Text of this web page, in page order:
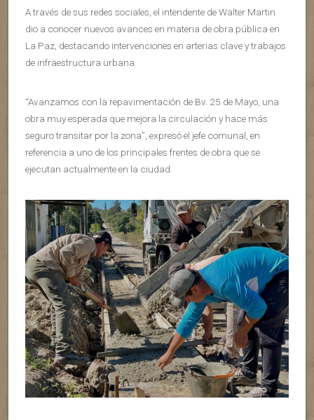
A través de sus redes sociales, el intendente de Walter Martin
dio a conocer nuevos avances en materia de obra pública en
La Paz, destacando intervenciones en arterias clave y trabajos
de infraestructura urbana.
“Avanzamos con la repavimentación de Bv. 25 de Mayo, una
obra muy esperada que mejora la circulación y hace más
seguro transitar por la zona”, expresó el jefe comunal, en
referencia a uno de los principales frentes de obra que se
ejecutan actualmente en la ciudad.